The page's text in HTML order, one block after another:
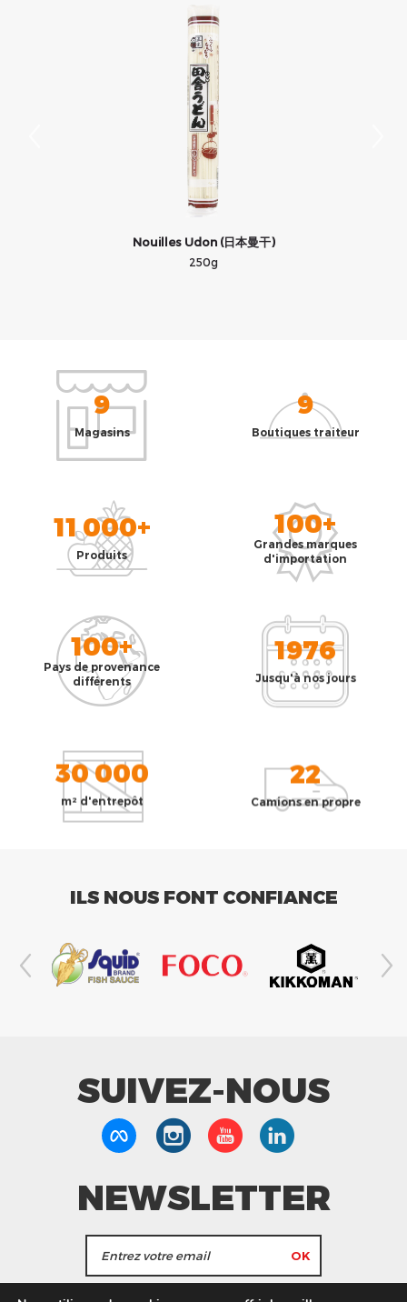
Nouilles Udon (日本曼干)
250g
9
Magasins
9
Boutiques traiteur
11 000+
Produits
100+
Grandes marques
d'importation
100+
Pays de provenance
différents
1976
Jusqu'à nos jours
30 000
m² d'entrepôt
22
Camions en propre
ILS NOUS FONT CONFIANCE
SUIVEZ-NOUS
NEWSLETTER
J'accepte de recevoir les actualités et les